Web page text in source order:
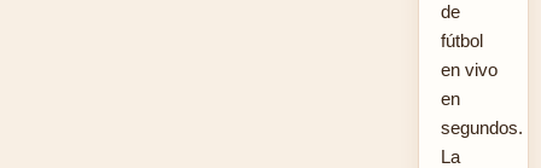
de
fútbol
en vivo
en
segundos.
La